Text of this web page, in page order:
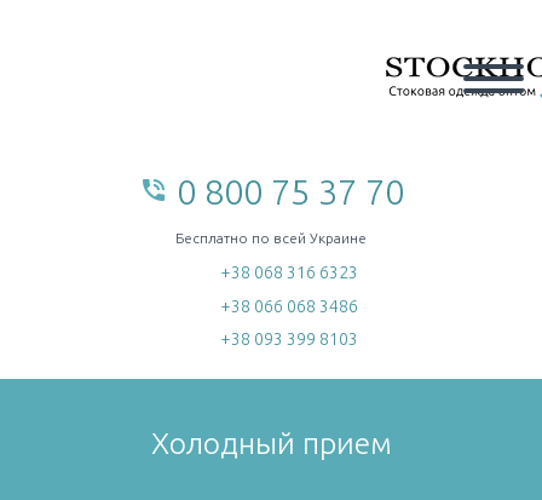
phone_in_talk 0 800 75 37 70
Бесплатно по всей Украине
+38 068 316 6323
+38 066 068 3486
+38 093 399 8103
Холодный прием